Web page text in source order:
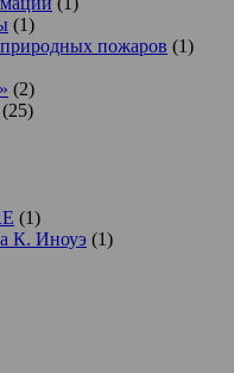
(1)
пожаров (1)
(2)
(25)
(1)
К. Иноуэ (1)